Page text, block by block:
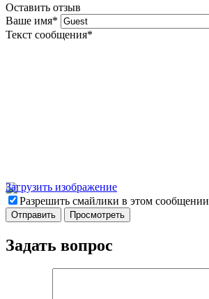
Оставить отзыв
Ваше имя*
Текст сообщения*
Загрузить изображение
Разрешить смайлики в этом сообщении
Задать вопрос